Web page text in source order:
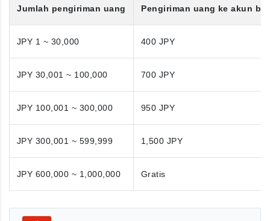
Jumlah pengiriman uang Pengiriman uang ke akun
JPY 1 ~ 30,000 400 JPY
JPY 30,001 ~ 100,000 700 JPY
JPY 100,001 ~ 300,000 950 JPY
JPY 300,001 ~ 599,999 1,500 JPY
JPY 600,000 ~ 1,000,000 Gratis